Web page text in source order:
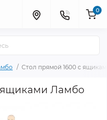
0
Стол прямой 1600 с
ящиками Ламбо